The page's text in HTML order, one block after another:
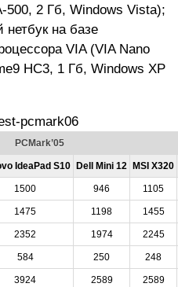
500, 2 Гб, Windows Vista);
нетбук на базе
VIA (VIA Nano
HC3, 1 Гб, Windows XP
PCMark’05
IdeaPad S10 Dell Mini 12 MSI X320
1500 946 1105
1475 1198 1455
2352 1974 2245
584 250 248
3924 2589 2589